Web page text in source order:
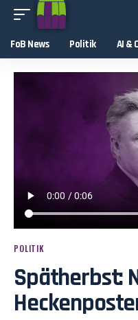
FoB News Politik AI &
POLITIK
Spätherbst: